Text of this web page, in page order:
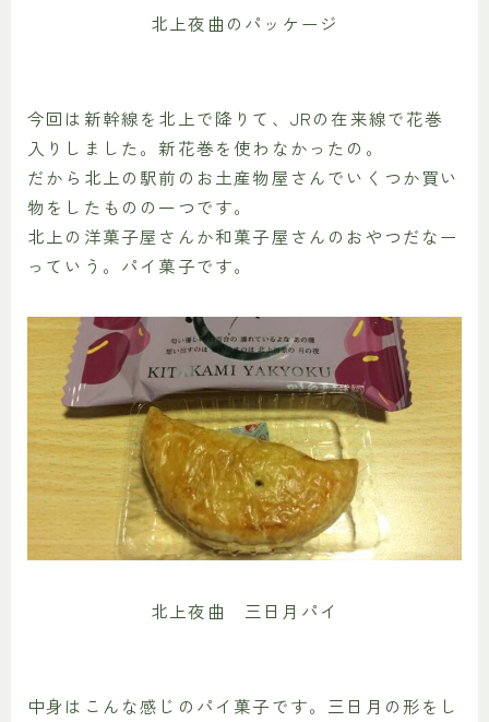
北上夜曲のパッケージ
今回は新幹線を北上で降りて、JRの在来線で花巻
入りしました。新花巻を使わなかったの。
だから北上の駅前のお土産物屋さんでいくつか買い
物をしたものの一つです。
北上の洋菓子屋さんか和菓子屋さんのおやつだなー
っていう。パイ菓子です。
北上夜曲 三日月パイ
中身はこんな感じのパイ菓子です。三日月の形をし